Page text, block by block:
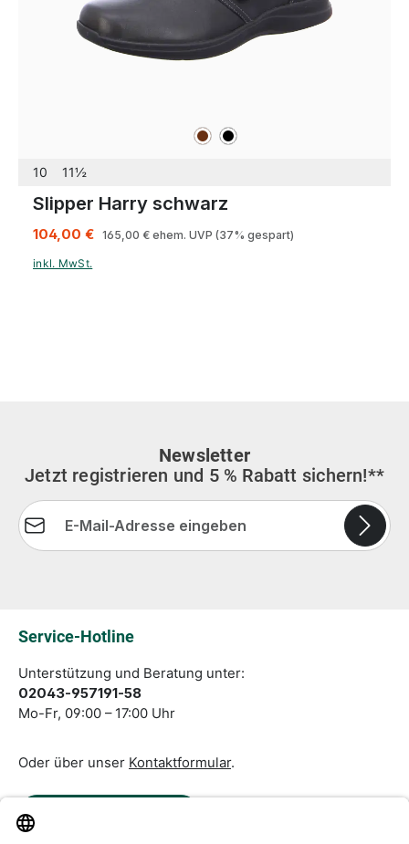
braunschwarz
10 11½
Slipper Harry schwarz
104,00 € 165,00 € ehem. UVP (37% gespart)
inkl. MwSt.
Newsletter
Jetzt registrieren und 5 % Rabatt sichern!**
E-Mail-Adresse*
Service-Hotline
Unterstützung und Beratung unter:
02043-957191-58
Mo-Fr, 09:00 – 17:00 Uhr
Oder über unser Kontaktformular.